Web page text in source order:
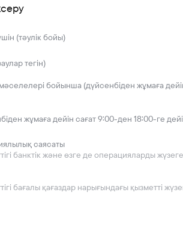
(тәулік бойы)
тегін)
бойынша (дүйсенбіден жұмаға
жұмаға дейін сағат 9:00-ден 18:00-ге
банктік және өзге де операцияларды
бағалы қағаздар нарығындағы қызметті
саясаты